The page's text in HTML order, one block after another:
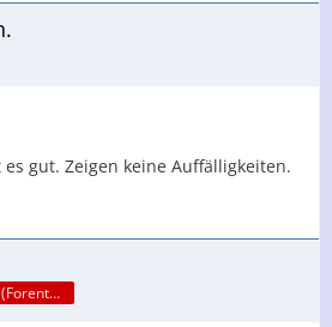
gut. Zeigen keine Auffälligkeiten.
Axolotlflüsterin (Forenteam)